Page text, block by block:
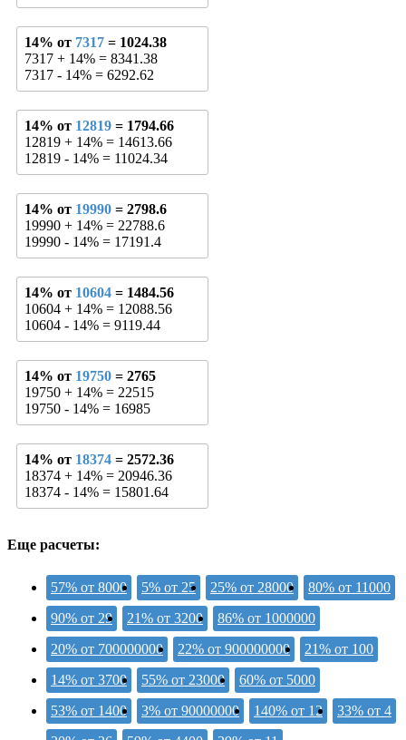
14% от 7317 = 1024.38
7317 + 14% = 8341.38
7317 - 14% = 6292.62
14% от 12819 = 1794.66
12819 + 14% = 14613.66
12819 - 14% = 11024.34
14% от 19990 = 2798.6
19990 + 14% = 22788.6
19990 - 14% = 17191.4
14% от 10604 = 1484.56
10604 + 14% = 12088.56
10604 - 14% = 9119.44
14% от 19750 = 2765
19750 + 14% = 22515
19750 - 14% = 16985
14% от 18374 = 2572.36
18374 + 14% = 20946.36
18374 - 14% = 15801.64
Еще расчеты:
57% от 8000 5% от 25 25% от 28000
80% от 11000
90% от 29
21% от 3200
86% от 1000000
20% от 700000000
22% от 900000000
21% от 100
14% от 3700
55% от 23000
60% от 5000
53% от 1400
3% от 90000000 140% от 12
33% от 4